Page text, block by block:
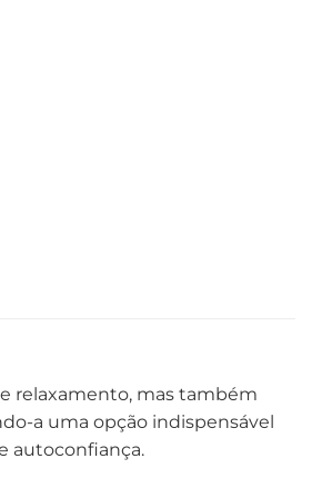
relaxamento, mas também
a uma opção indispensável
autoconfiança.